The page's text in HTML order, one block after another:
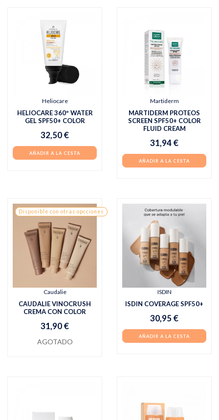
Heliocare
HELIOCARE 360º WATER
GEL SPF50+ COLOR
32,50 €
AÑADIR A LA CESTA
Martiderm
MARTIDERM PROTEOS
SCREEN SPF50+ COLOR
FLUID CREAM
31,94 €
AÑADIR A LA CESTA
Disponible con otras opcciones
Caudalie
CAUDALIE VINOCRUSH
CREMA CON COLOR
31,90 €
AGOTADO
ISDIN
ISDIN COVERAGE SPF50+
30,95 €
AÑADIR A LA CESTA